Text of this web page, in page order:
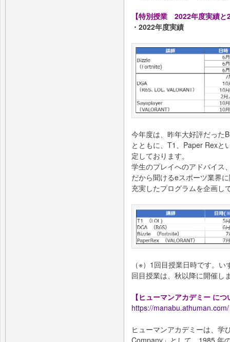
【特別授業 2022年度実績
・2022年度実績
今年度は、昨年大好評だった
とともに、T1、Paper Rexと
定しております。
学生のプレイへのアドバイス
だから聞けるeスポーツ業界
充実したプログラムを企画し
（※）1回目授業日時です。
回目授業は、秋以降に開催し
【ヒューマンアカデミー
https://manabu.athuman.com/
ヒューマンアカデミーは、学
Company」として、1985 年